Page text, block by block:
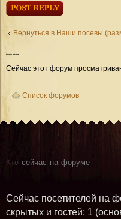
Ответить
Вернуться в Наши посевы
Кто сейчас на форуме
Сейчас этот форум
Список форумов
Кто сейчас на форуме
Сейчас посетителей на
скрытых и гостей: 1